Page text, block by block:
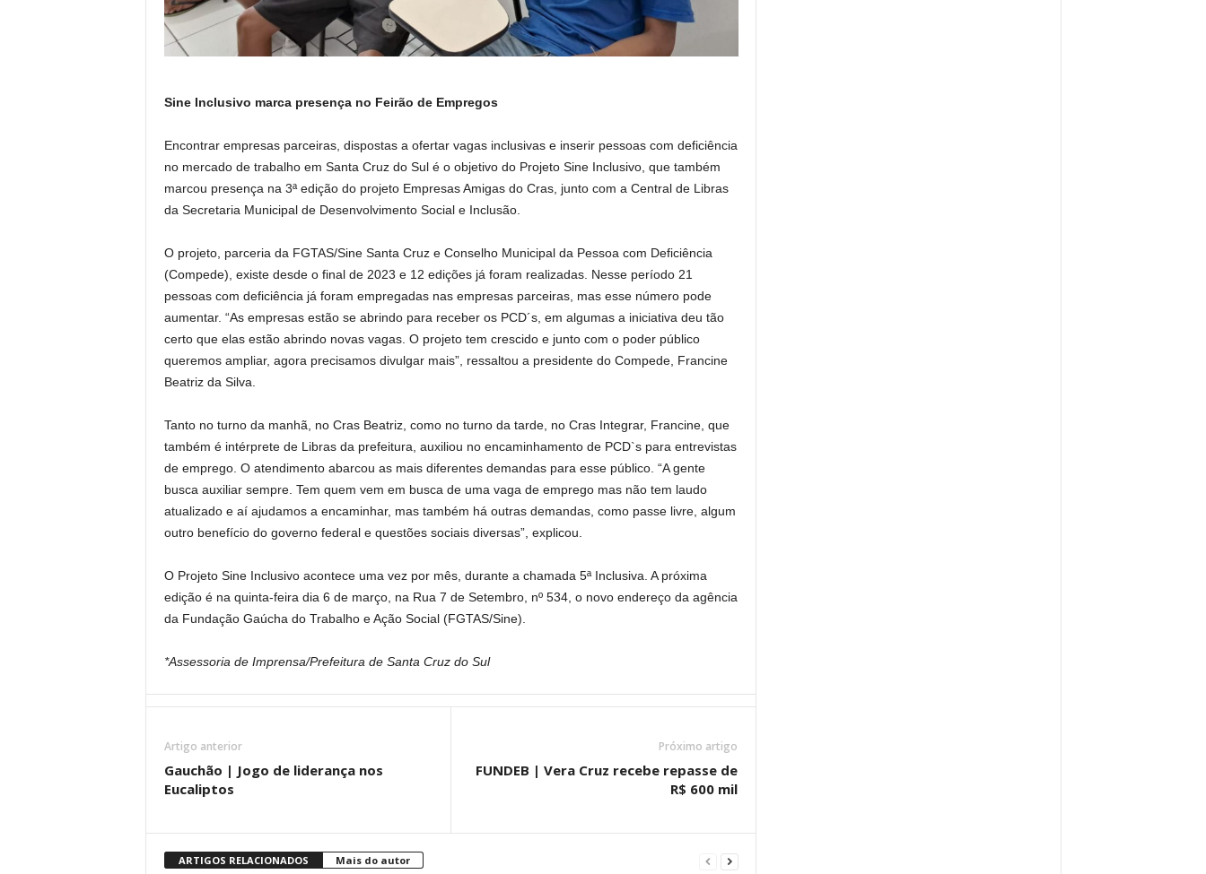
Sine Inclusivo marca presença no Feirão de Empregos
Encontrar empresas parceiras, dispostas a ofertar vagas inclusivas e inserir pessoas com deficiência
no mercado de trabalho em Santa Cruz do Sul é o objetivo do Projeto Sine Inclusivo, que também
marcou presença na 3ª edição do projeto Empresas Amigas do Cras, junto com a Central de Libras
da Secretaria Municipal de Desenvolvimento Social e Inclusão.
O projeto, parceria da FGTAS/Sine Santa Cruz e Conselho Municipal da Pessoa com Deficiência
(Compede), existe desde o final de 2023 e 12 edições já foram realizadas. Nesse período 21
pessoas com deficiência já foram empregadas nas empresas parceiras, mas esse número pode
aumentar. “As empresas estão se abrindo para receber os PCD´s, em algumas a iniciativa deu tão
certo que elas estão abrindo novas vagas. O projeto tem crescido e junto com o poder público
queremos ampliar, agora precisamos divulgar mais”, ressaltou a presidente do Compede, Francine
Beatriz da Silva.
Tanto no turno da manhã, no Cras Beatriz, como no turno da tarde, no Cras Integrar, Francine, que
também é intérprete de Libras da prefeitura, auxiliou no encaminhamento de PCD`s para entrevistas
de emprego. O atendimento abarcou as mais diferentes demandas para esse público. “A gente
busca auxiliar sempre. Tem quem vem em busca de uma vaga de emprego mas não tem laudo
atualizado e aí ajudamos a encaminhar, mas também há outras demandas, como passe livre, algum
outro benefício do governo federal e questões sociais diversas”, explicou.
O Projeto Sine Inclusivo acontece uma vez por mês, durante a chamada 5ª Inclusiva. A próxima
edição é na quinta-feira dia 6 de março, na Rua 7 de Setembro, nº 534, o novo endereço da agência
da Fundação Gaúcha do Trabalho e Ação Social (FGTAS/Sine).
*Assessoria de Imprensa/Prefeitura de Santa Cruz do Sul
Artigo anterior
Gauchão | Jogo de liderança nos
Eucaliptos
Próximo artigo
FUNDEB | Vera Cruz recebe repasse de
R$ 600 mil
ARTIGOS RELACIONADOS Mais do autor